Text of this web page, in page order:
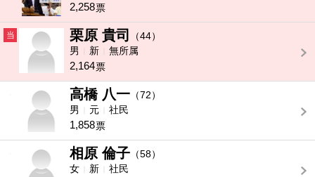
2,258票
当 栗原 貴司
（44）
男
新 無所属
2,164票
高橋 八一 （72）
男
元 社民
1,858票
相原 倫子 （58）
女
新 社民